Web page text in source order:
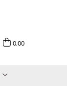
0,00